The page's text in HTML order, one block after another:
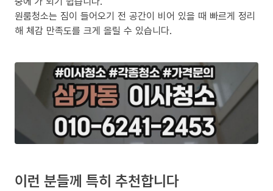
원룸청소는 짐이 들어오기 전 공간이 비어 있을 때 빠르게 정리
해 체감 만족도를 크게 올릴 수 있습니다.
이런 분들께 특히 추천합니다